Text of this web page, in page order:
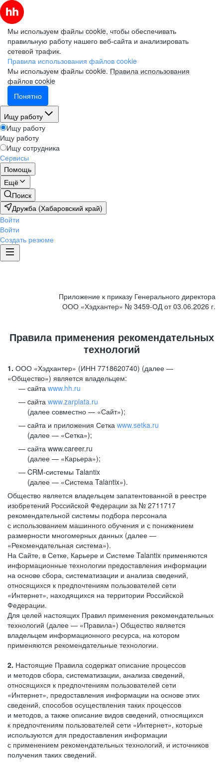
Мы используем файлы cookie, чтобы обеспечивать
правильную работу нашего веб-сайта и анализировать
сетевой трафик.
Правила использования файлов cookie
Мы используем файлы cookie. Правила использования
файлов cookie
Понятно
Ищу работу
Ищу работу
Ищу работу
Ищу сотрудника
Сервисы
Помощь
Ещё
Поиск
Дружба (Хабаровский край)
Войти
Войти
Создать резюме
Приложение к приказу Генерального директора
ООО «Хэдхантер» № 3459-ОД от 03.06.2026 г.
Правила применения рекомендательных
технологий
1. ООО «Хэдхантер» (ИНН 7718620740) (далее —
«Общество») является владельцем:
сайта www.hh.ru
cайта www.zarplata.ru
(далее совместно — «Сайт»);
сайта и приложения Сетка www.setka.ru
(далее — «Сетка»);
сайта www.career.ru
(далее — «Карьера»);
CRM-системы Talantix
(далее — «Система Talantix»).
Общество является владельцем запатентованной в реестре
изобретений Российской Федерации за № 2711717
рекомендательной системы подбора персонала
с использованием машинного обучения и с понижением
размерности многомерных данных (далее —
«Рекомендательная система»).
На Сайте, в Сетке, Карьере и Системе Talantix применяются
информационные технологии предоставления информации
на основе сбора, систематизации и анализа сведений,
относящихся к предпочтениям пользователей сети
«Интернет», находящихся на территории Российской
Федерации.
Для целей настоящих Правил применения рекомендательных
технологий (далее — «Правила») Общество является
владельцем информационного ресурса, на котором
применяются рекомендательные технологии.
2. Настоящие Правила содержат описание процессов
и методов сбора, систематизации, анализа сведений,
относящихся к предпочтениям пользователей сети
«Интернет», предоставления информации на основе этих
сведений, способов осуществления таких процессов
и методов, а также описание видов сведений, относящихся
к предпочтениям пользователей сети «Интернет», которые
используются для предоставления информации
с применением рекомендательных технологий, и источников
получения таких сведений.